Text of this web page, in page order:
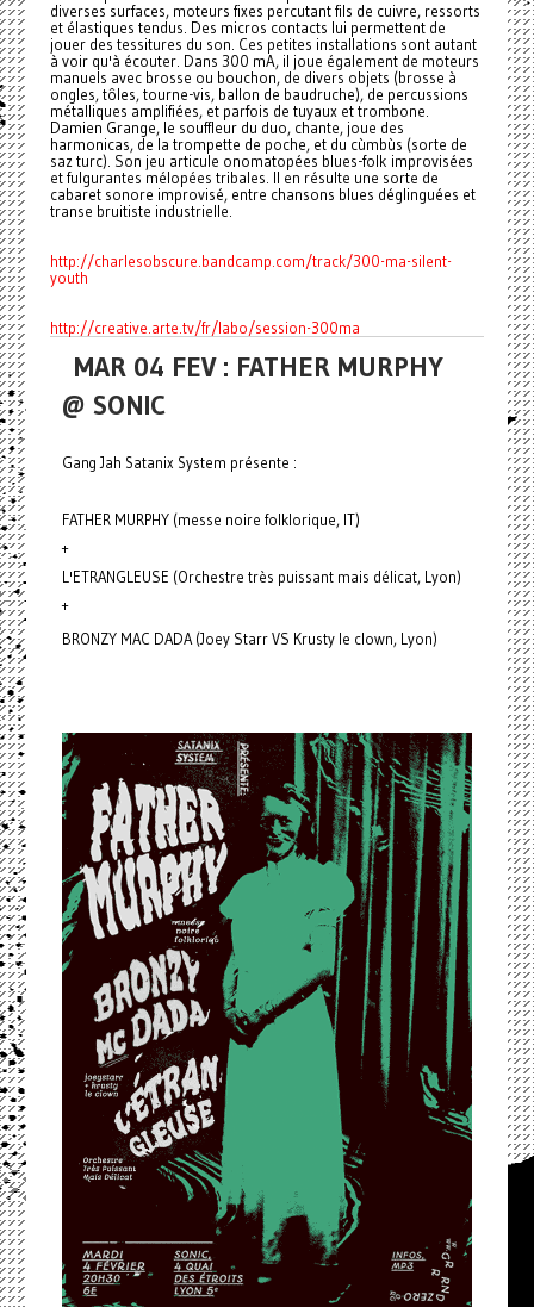
diverses surfaces, moteurs fixes percutant fils de cuivre, ressorts
et élastiques tendus. Des micros contacts lui permettent de
jouer des tessitures du son. Ces petites installations sont autant
à voir qu'à écouter. Dans 300 mA, il joue également de moteurs
manuels avec brosse ou bouchon, de divers objets (brosse à
ongles, tôles, tourne-vis, ballon de baudruche), de percussions
métalliques amplifiées, et parfois de tuyaux et trombone.
Damien Grange, le souffleur du duo, chante, joue des
harmonicas, de la trompette de poche, et du cùmbùs (sorte de
saz turc). Son jeu articule onomatopées blues-folk improvisées
et fulgurantes mélopées tribales. Il en résulte une sorte de
cabaret sonore improvisé, entre chansons blues déglinguées et
transe bruitiste industrielle.
http://charlesobscure.bandcamp.com/track/300-ma-silent-
youth
http://creative.arte.tv/fr/labo/session-300ma
MAR 04 FEV : FATHER MURPHY
@ SONIC
Gang Jah Satanix System présente :
FATHER MURPHY (messe noire folklorique, IT)
+
L'ETRANGLEUSE (Orchestre très puissant mais délicat, Lyon)
+
BRONZY MAC DADA (Joey Starr VS Krusty le clown, Lyon)